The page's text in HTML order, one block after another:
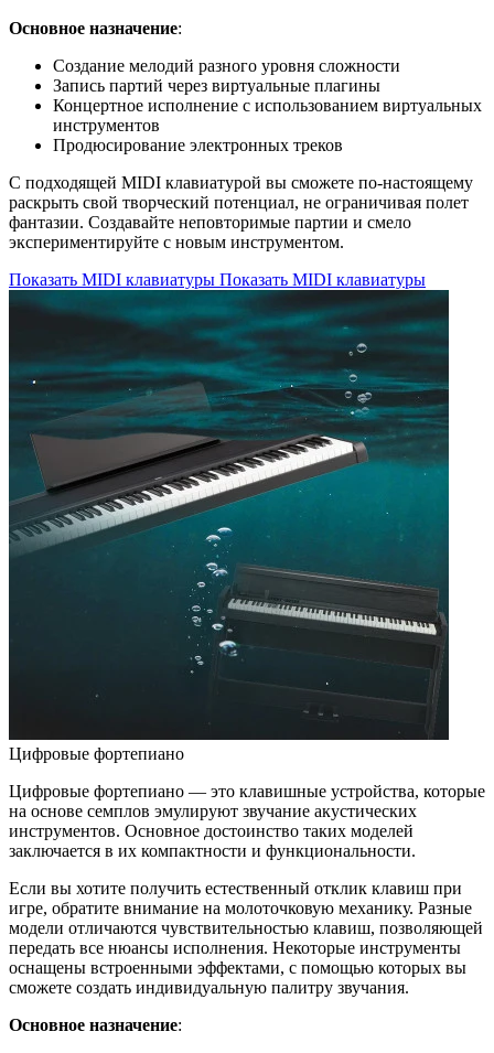
Основное назначение:
Создание мелодий разного уровня сложности
Запись партий через виртуальные плагины
Концертное исполнение с использованием виртуальных
инструментов
Продюсирование электронных треков
С подходящей MIDI клавиатурой вы сможете по-настоящему
раскрыть свой творческий потенциал, не ограничивая полет
фантазии. Создавайте неповторимые партии и смело
экспериментируйте с новым инструментом.
Показать MIDI клавиатуры Показать MIDI клавиатуры
Цифровые фортепиано
Цифровые фортепиано — это клавишные устройства, которые
на основе семплов эмулируют звучание акустических
инструментов. Основное достоинство таких моделей
заключается в их компактности и функциональности.
Если вы хотите получить естественный отклик клавиш при
игре, обратите внимание на молоточковую механику. Разные
модели отличаются чувствительностью клавиш, позволяющей
передать все нюансы исполнения. Некоторые инструменты
оснащены встроенными эффектами, с помощью которых вы
сможете создать индивидуальную палитру звучания.
Основное назначение: